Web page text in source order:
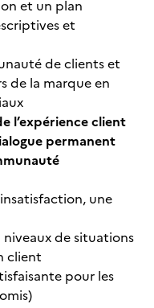
et un plan
et
de clients et
de la marque en
l’expérience client
permanent
une
de situations
client
pour les